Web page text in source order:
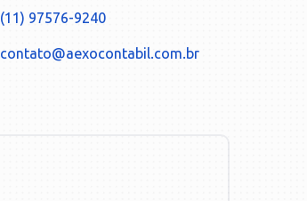
(11) 97576-9240
contato@aexocontabil.com.br